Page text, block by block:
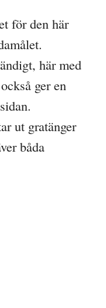
för den här
här med
ger en
ut gratänger
båda